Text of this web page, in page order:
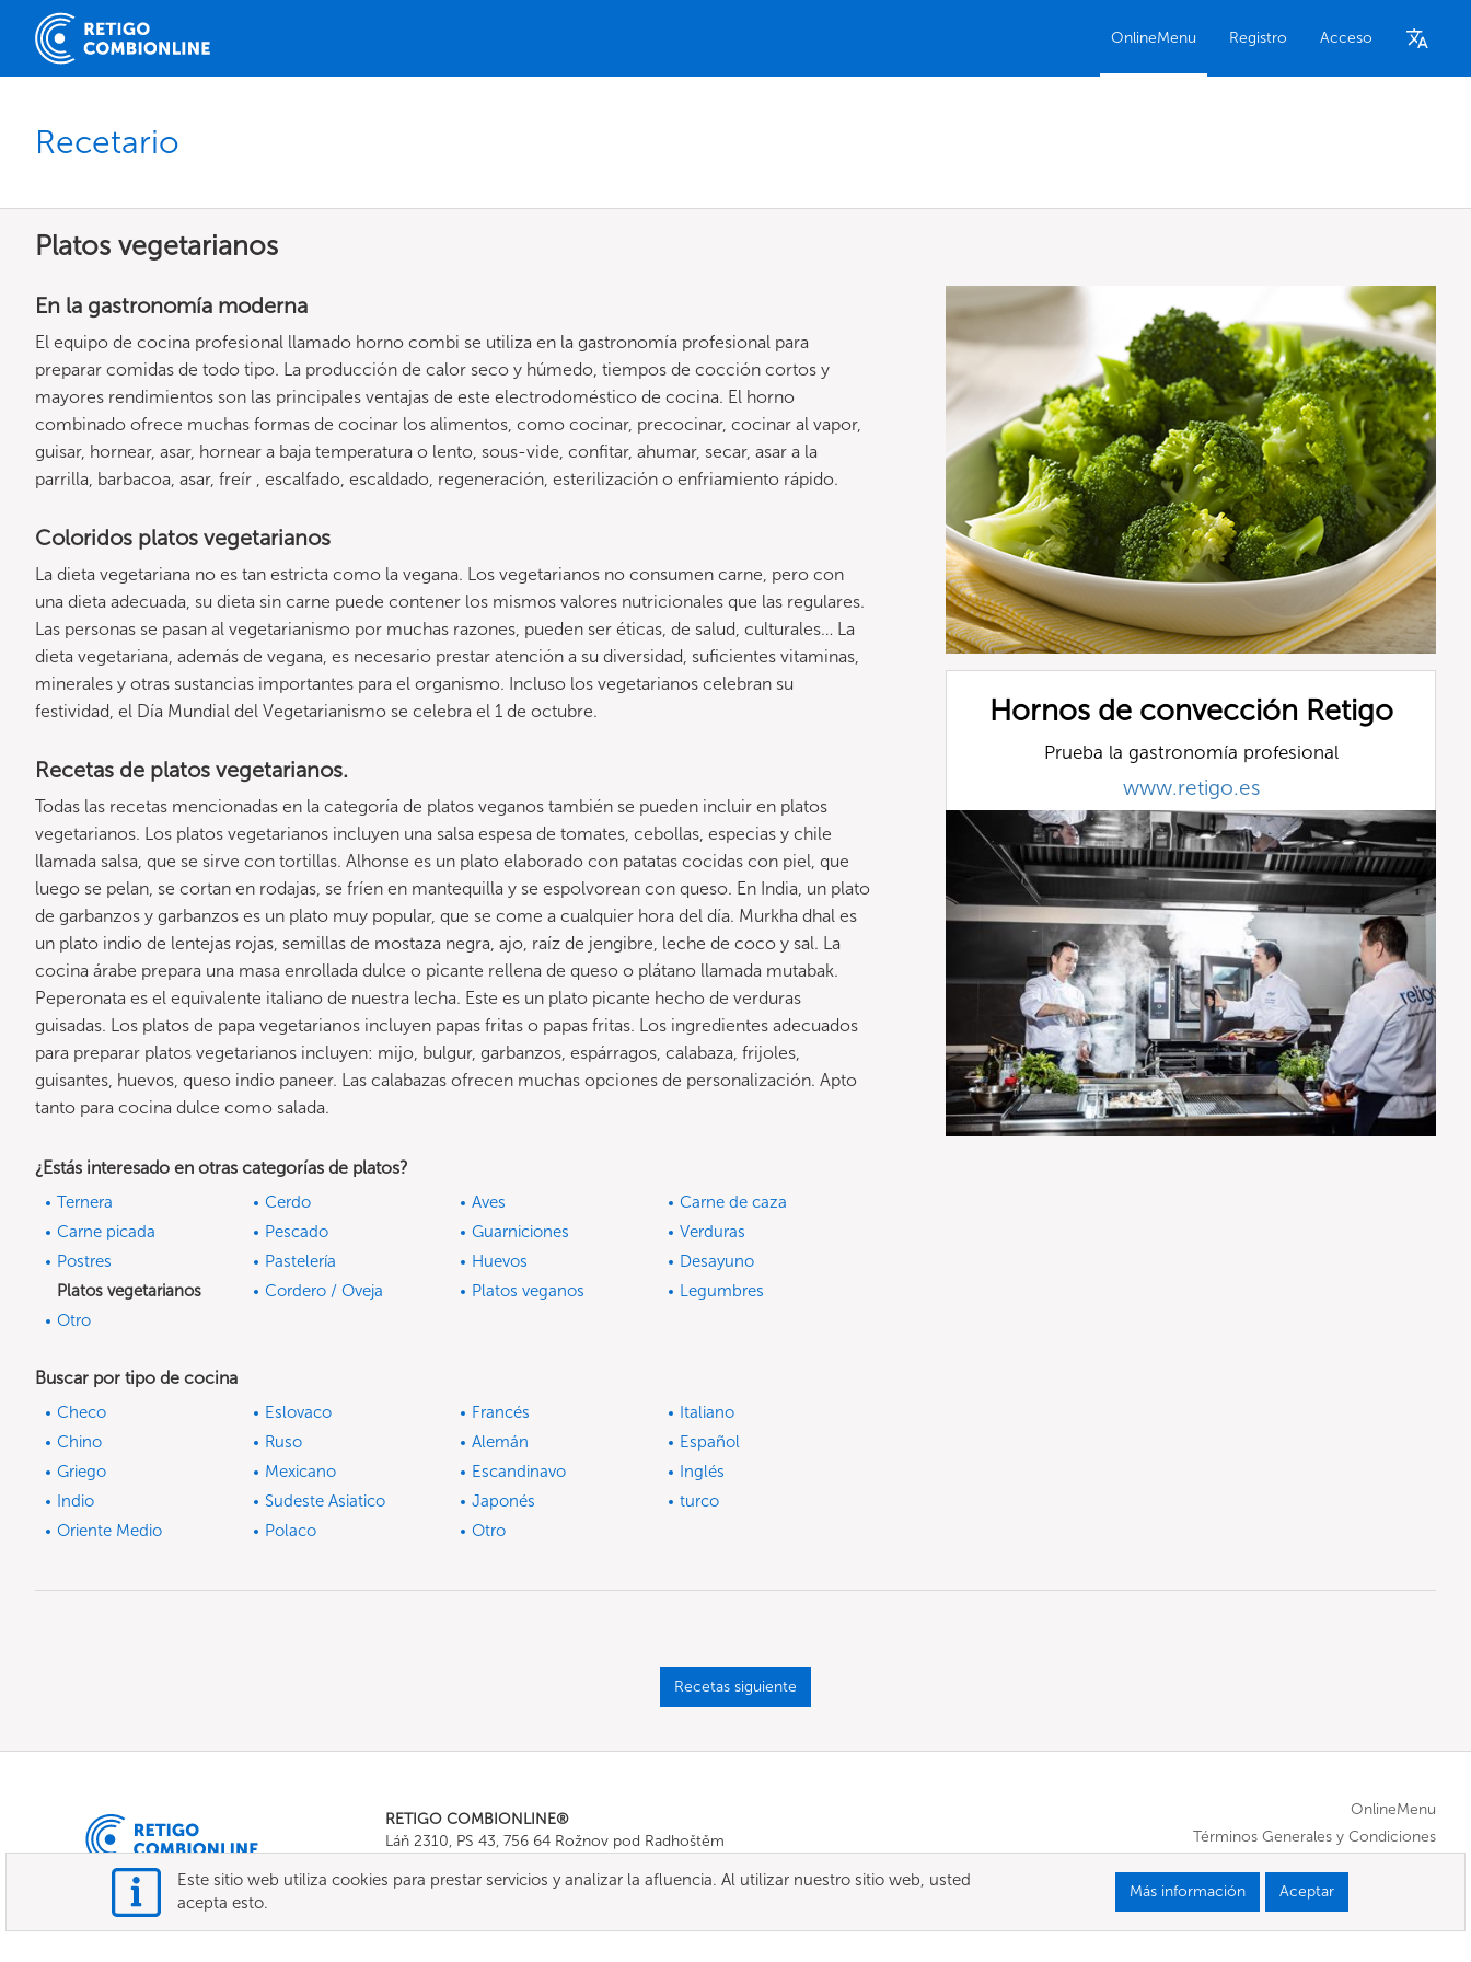
OnlineMenu Registro Acceso
Recetario
Platos vegetarianos
En la gastronomía moderna
El equipo de cocina profesional llamado horno combi se utiliza en la gastronomía profesional para
preparar comidas de todo tipo. La producción de calor seco y húmedo, tiempos de cocción cortos y
mayores rendimientos son las principales ventajas de este electrodoméstico de cocina. El horno
combinado ofrece muchas formas de cocinar los alimentos, como cocinar, precocinar, cocinar al vapor,
guisar, hornear, asar, hornear a baja temperatura o lento, sous-vide, confitar, ahumar, secar, asar a la
parrilla, barbacoa, asar, freír , escalfado, escaldado, regeneración, esterilización o enfriamiento rápido.
Coloridos platos vegetarianos
La dieta vegetariana no es tan estricta como la vegana. Los vegetarianos no consumen carne, pero con
una dieta adecuada, su dieta sin carne puede contener los mismos valores nutricionales que las regulares.
Las personas se pasan al vegetarianismo por muchas razones, pueden ser éticas, de salud, culturales… La
dieta vegetariana, además de vegana, es necesario prestar atención a su diversidad, suficientes vitaminas,
minerales y otras sustancias importantes para el organismo. Incluso los vegetarianos celebran su
festividad, el Día Mundial del Vegetarianismo se celebra el 1 de octubre.
Recetas de platos vegetarianos.
Todas las recetas mencionadas en la categoría de platos veganos también se pueden incluir en platos
vegetarianos. Los platos vegetarianos incluyen una salsa espesa de tomates, cebollas, especias y chile
llamada salsa, que se sirve con tortillas. Alhonse es un plato elaborado con patatas cocidas con piel, que
luego se pelan, se cortan en rodajas, se fríen en mantequilla y se espolvorean con queso. En India, un plato
de garbanzos y garbanzos es un plato muy popular, que se come a cualquier hora del día. Murkha dhal es
un plato indio de lentejas rojas, semillas de mostaza negra, ajo, raíz de jengibre, leche de coco y sal. La
cocina árabe prepara una masa enrollada dulce o picante rellena de queso o plátano llamada mutabak.
Peperonata es el equivalente italiano de nuestra lecha. Este es un plato picante hecho de verduras
guisadas. Los platos de papa vegetarianos incluyen papas fritas o papas fritas. Los ingredientes adecuados
para preparar platos vegetarianos incluyen: mijo, bulgur, garbanzos, espárragos, calabaza, frijoles,
guisantes, huevos, queso indio paneer. Las calabazas ofrecen muchas opciones de personalización. Apto
tanto para cocina dulce como salada.
Hornos de convección Retigo
Prueba la gastronomía profesional
www.retigo.es
¿Estás interesado en otras categorías de platos?
Ternera Cerdo Aves
Carne de caza
Carne picada
Pescado Guarniciones
Verduras
Postres
Pastelería Huevos
Desayuno
Platos vegetarianos
Cordero / Oveja Platos veganos
Legumbres
Otro
Buscar por tipo de cocina
Checo Eslovaco Francés
Italiano
Chino
Ruso Alemán
Español
Griego
Mexicano Escandinavo
Inglés
Indio
Sudeste Asiatico Japonés
turco
Oriente Medio
Polaco Otro
Recetas siguiente
RETIGO COMBIONLINE®
Láň 2310, PS 43, 756 64 Rožnov pod Radhoštěm
E-mail:info@combionline.com
OnlineMenu
Términos Generales y Condiciones
Este sitio web utiliza cookies para prestar servicios y analizar la afluencia. Al utilizar nuestro sitio web, usted
acepta esto.
Más información Aceptar